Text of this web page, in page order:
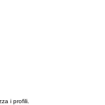
i profili.